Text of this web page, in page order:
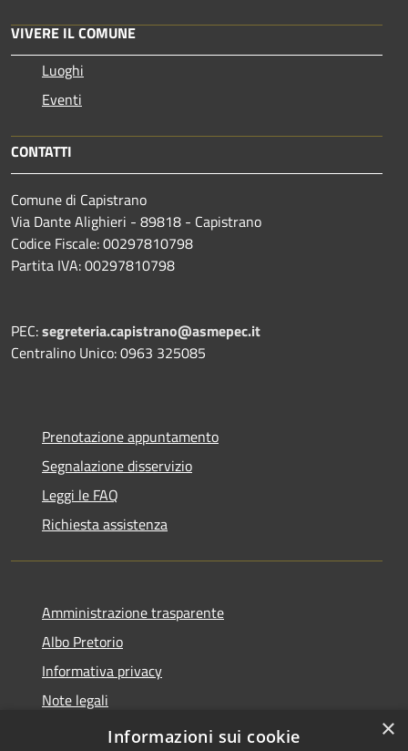
VIVERE IL COMUNE
Luoghi
Eventi
CONTATTI
Comune di Capistrano
Via Dante Alighieri - 89818 - Capistrano
Codice Fiscale: 00297810798
Partita IVA: 00297810798
PEC:segreteria.capistrano@asmepec.it
Centralino Unico: 0963 325085
Prenotazione appuntamento
Segnalazione disservizio
Leggi le FAQ
Richiesta assistenza
Amministrazione trasparente
Albo Pretorio
Informativa privacy
Note legali
Dichiarazione di accessibilità
×
Informazioni sui cookie